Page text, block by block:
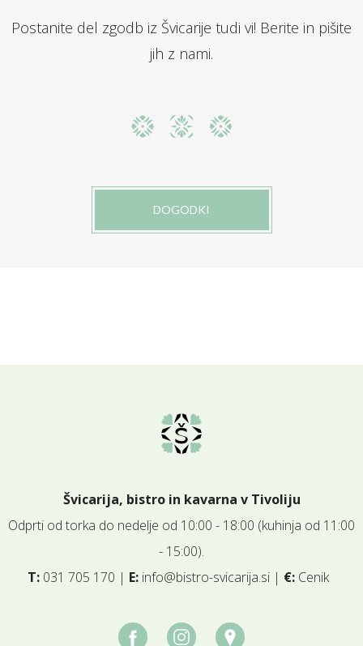
Postanite del zgodb iz Švicarije tudi vi! Berite in pišite
jih z nami.
DOGODKI
Švicarija, bistro in kavarna v Tivoliju
Odprti od torka do nedelje od 10:00 - 18:00 (kuhinja od 11:00
- 15:00).
T: 031 705 170 | E: info@bistro-svicarija.si | €: Cenik